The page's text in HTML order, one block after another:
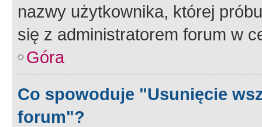
nazwy użytkownika, której
się z administratorem forum w
Góra
Co spowoduje "Usunięcie
forum"?